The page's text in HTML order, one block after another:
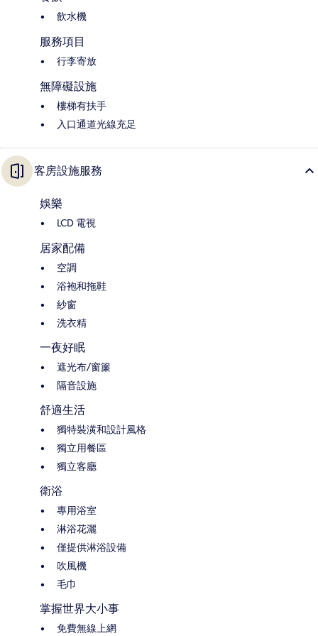
飲水機
服務項目
行李寄放
無障礙設施
樓梯有扶手
入口通道光線充足
客房設施服務
娛樂
LCD 電視
居家配備
空調
浴袍和拖鞋
紗窗
洗衣精
一夜好眠
遮光布/窗簾
隔音設施
舒適生活
獨特裝潢和設計風格
獨立用餐區
獨立客廳
衛浴
專用浴室
淋浴花灑
僅提供淋浴設備
吹風機
毛巾
掌握世界大小事
免費無線上網